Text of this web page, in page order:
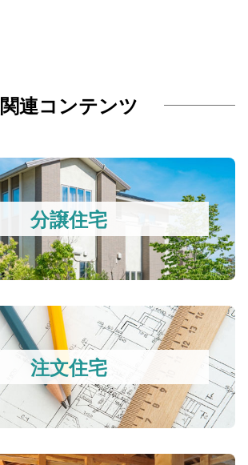
関連コンテンツ
分譲住宅
注文住宅